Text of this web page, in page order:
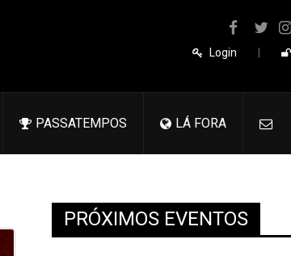
Login
PASSATEMPOS LÁ FORA
PRÓXIMOS EVENTOS